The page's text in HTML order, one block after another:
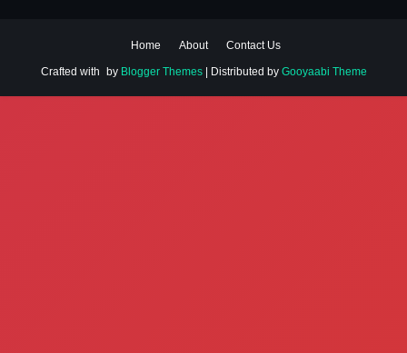
Home About Contact Us
Crafted with by Blogger Themes| Distributed by Gooyaabi Theme